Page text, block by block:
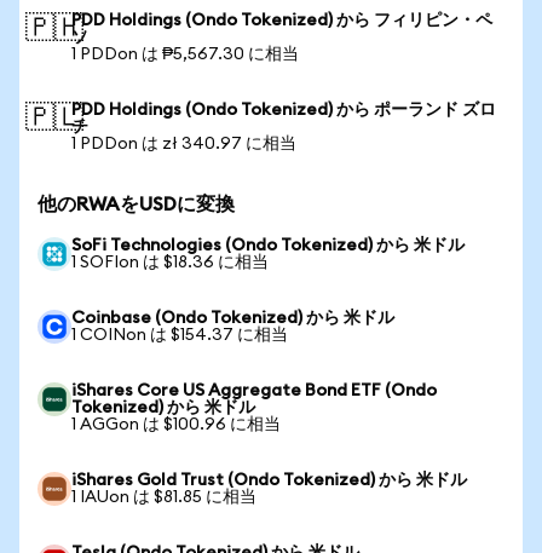
🇵🇭PDD Holdings (Ondo Tokenized) から フィリピン・ペ
ソ
1 PDDon は ₱5,567.30 に相当
🇵🇱PDD Holdings (Ondo Tokenized) から ポーランド ズロ
チ
1 PDDon は zł 340.97 に相当
他のRWAをUSDに変換
SoFi Technologies (Ondo Tokenized) から 米ドル
1 SOFIon は $18.36 に相当
Coinbase (Ondo Tokenized) から 米ドル
1 COINon は $154.37 に相当
iShares Core US Aggregate Bond ETF (Ondo
Tokenized) から 米ドル
1 AGGon は $100.96 に相当
iShares Gold Trust (Ondo Tokenized) から 米ドル
1 IAUon は $81.85 に相当